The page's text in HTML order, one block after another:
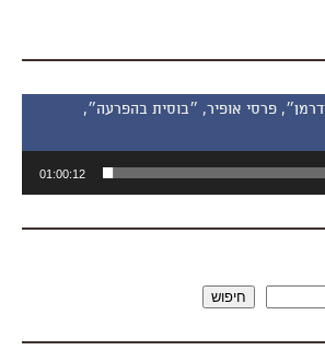
505: ״ספיידרמן״, פרסי אופיר, ״בוסית בהפרעה״,
01:00:12
חיפוש